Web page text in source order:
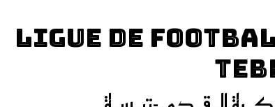
LIGUE DE